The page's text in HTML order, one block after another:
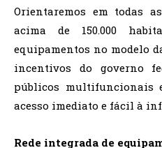
Orientaremos em todas
acima de 150.000
equipamentos no modelo
incentivos do governo
públicos multifuncionais
acesso imediato e fácil à
Rede integrada de